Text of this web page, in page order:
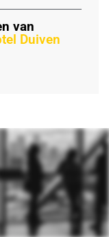
van
Duiven